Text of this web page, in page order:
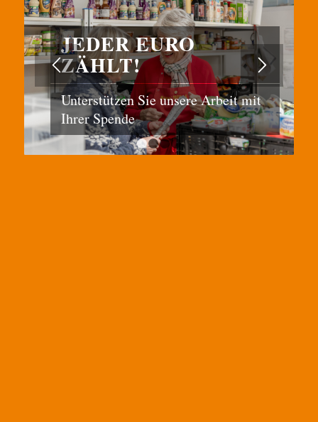
1 2 3 4
JEDER EURO
ZÄHLT!
Unterstützen Sie unsere Arbeit mit
Ihrer Spende